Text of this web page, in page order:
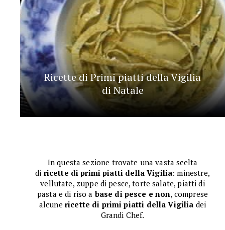
Ricette di Primi piatti della Vigilia
di Natale
In questa sezione trovate una vasta scelta
di ricette di primi piatti della Vigilia: minestre,
vellutate, zuppe di pesce, torte salate, piatti di
pasta e di riso a base di pesce e non, comprese
alcune ricette di primi piatti della Vigilia dei
Grandi Chef.